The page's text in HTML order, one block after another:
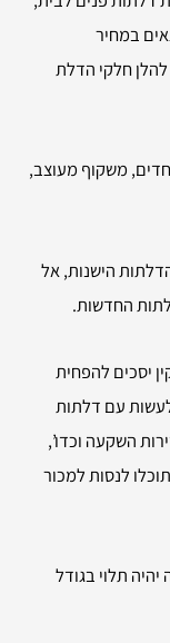
במחיר
להלן חלקי הדלת
משקוף מעוצב,
הישנות, אל
החדשות.
יסכים להפחית
לעשות עם דלתות
השקעה וכדו’,
לנסות למכור
תלוי בגודל